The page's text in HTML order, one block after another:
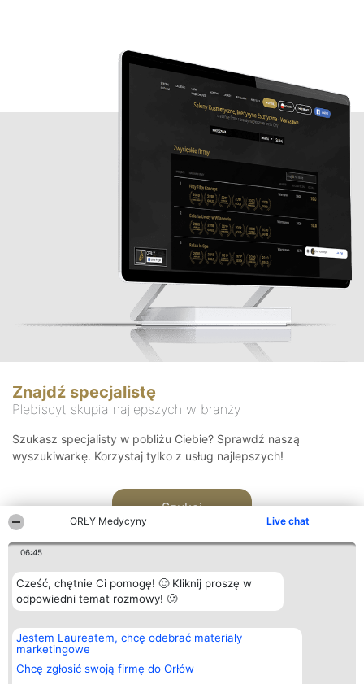
ORŁY Medycyny Live chat
06:45
Cześć, chętnie Ci pomogę! 🙂 Kliknij proszę w
odpowiedni temat rozmowy! 🙂
Jestem Laureatem, chcę odebrać materiały
marketingowe
Chcę zgłosić swoją firmę do Orłów
Znajdź specjalistę
Plebiscyt skupia najlepszych w branży
Szukasz specjalisty w pobliżu Ciebie? Sprawdź naszą
wyszukiwarkę. Korzystaj tylko z usług najlepszych!
Szukaj
Organizator plebiscytu
Bright Side Solutions sp. z o.
o. sp. k.
ul. Ruska 22
Wrocław 50-079
Plebiscyt
Laureaci
wszystkich
Laureatów
Kontakt
Kontakt